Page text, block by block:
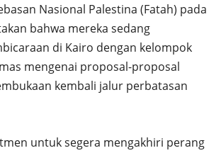
Nasional Palestina (Fatah) pada
bahwa mereka sedang
di Kairo dengan kelompok
mengenai proposal-proposal
kembali jalur perbatasan
untuk segera mengakhiri perang